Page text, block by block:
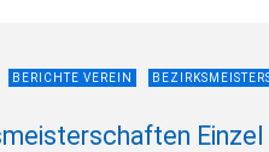
BERICHTE VEREIN
Einzel